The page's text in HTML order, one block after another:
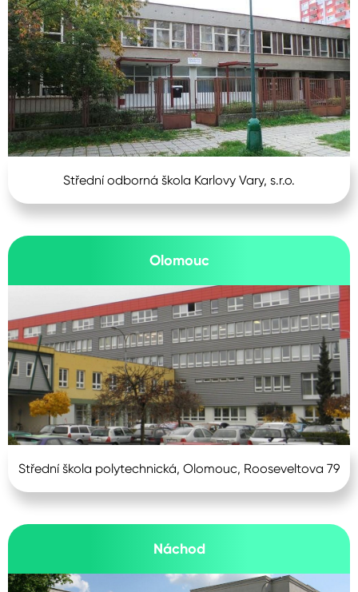
Střední odborná škola Karlovy Vary, s.r.o.
Olomouc
Střední škola polytechnická, Olomouc, Rooseveltova 79
Náchod